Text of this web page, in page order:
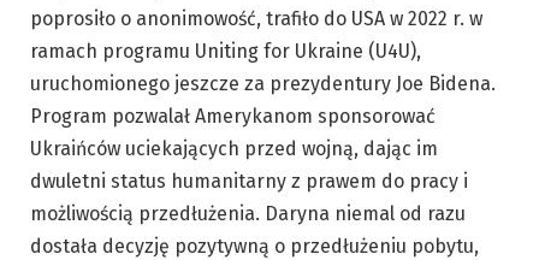
poprosiło o anonimowość, trafiło do USA w 2022 r. w
ramach programu Uniting for Ukraine (U4U),
uruchomionego jeszcze za prezydentury Joe Bidena.
Program pozwalał Amerykanom sponsorować
Ukraińców uciekających przed wojną, dając im
dwuletni status humanitarny z prawem do pracy i
możliwością przedłużenia. Daryna niemal od razu
dostała decyzję pozytywną o przedłużeniu pobytu,